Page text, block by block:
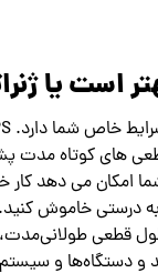
است یا
های کوتاه مدت
امکان می دهد کار
درستی خاموش
طول قطعی
و دستگاه‌ها و